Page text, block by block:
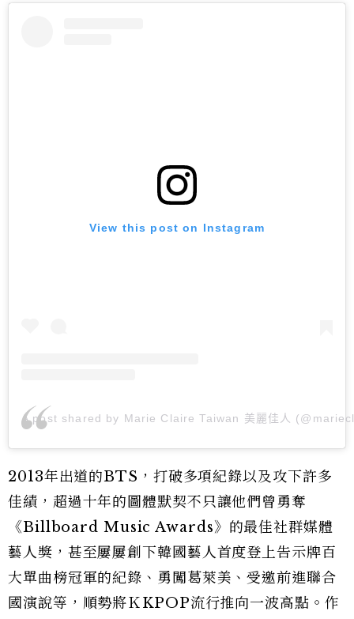
View this post on Instagram
A post shared by Marie Claire Taiwan 美麗佳人
2013年出道的BTS，打破多項紀錄以及攻下許多
佳績，超過十年的圖體默契不只讓他們曾勇奪
《Billboard Music Awards》的最佳社群媒體
藝人獎，甚至屢屢創下韓國藝人首度登上告示牌百
大單曲榜冠軍的紀錄、勇闖葛萊美、受邀前進聯合
國演說等，順勢將ＫKPOP流行推向一波高點。作